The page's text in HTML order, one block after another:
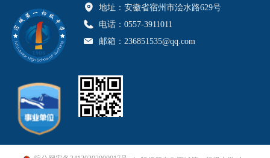
地址：安徽省宿州市浍水路629号
电话：0557-3911011
邮箱：236851535@qq.com